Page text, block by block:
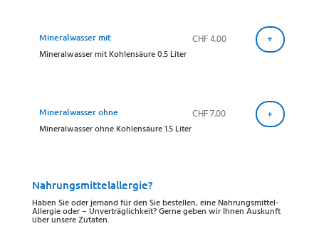
Mineralwasser mit CHF4.00 +
Mineralwasser mit Kohlensäure 0.5 Liter
Mineralwasser ohne CHF7.00 +
Mineralwasser ohne Kohlensäure 1.5 Liter
Nahrungsmittelallergie?
Haben Sie oder jemand für den Sie bestellen, eine Nahrungsmittel-
Allergie oder – Unverträglichkeit? Gerne geben wir Ihnen Auskunft
über unsere Zutaten.